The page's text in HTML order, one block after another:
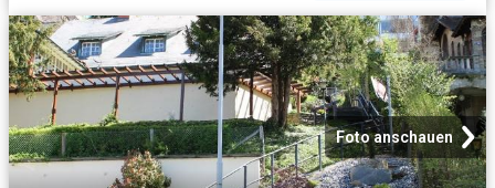
Foto anschauen